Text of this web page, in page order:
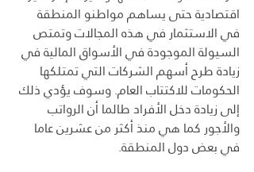
اقتصادية حتى يساهم مواطنو المنطقة
في الاستثمار في هذه المجالات وتمتص
السيولة الموجودة في الأسواق المالية في
زيادة طرح أسهم الشركات التي تمتلكها
الحكومات للاكتتاب العام. وسوف يؤدي ذلك
إلى زيادة دخل الأفراد طالما أن الرواتب
والأجور كما هي منذ أكثر من عشرين عاما
في بعض دول المنطقة.